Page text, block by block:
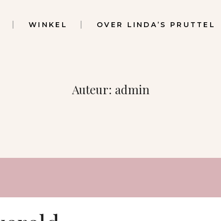
WINKEL OVER LINDA’S PRUTTEL
Auteur: admin